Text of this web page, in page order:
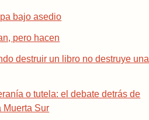
bajo asedio
pero hacen
destruir un libro no destruye una
o tutela: el debate detrás de
Muerta Sur